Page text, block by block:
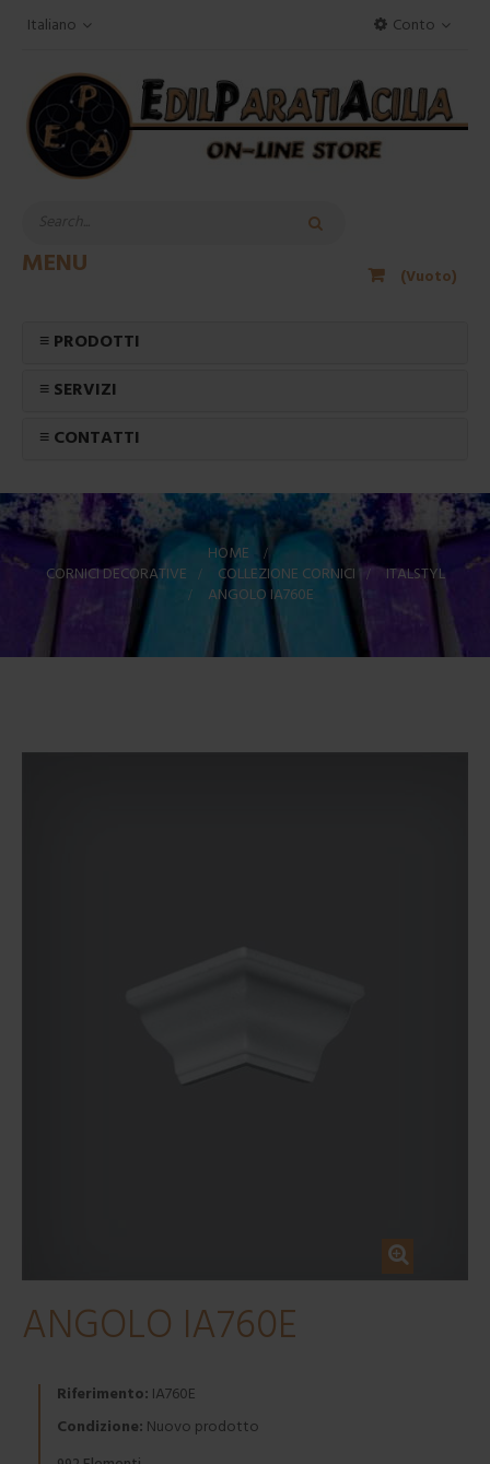
Conto
Italiano
(Vuoto)
MENU
≡ PRODOTTI
≡ SERVIZI
≡ CONTATTI
HOME
>
CORNICI DECORATIVE > COLLEZIONE CORNICI > ITALSTYL
>
ANGOLO IA760E
ANGOLO IA760E
Riferimento: IA760E
Condizione: Nuovo prodotto